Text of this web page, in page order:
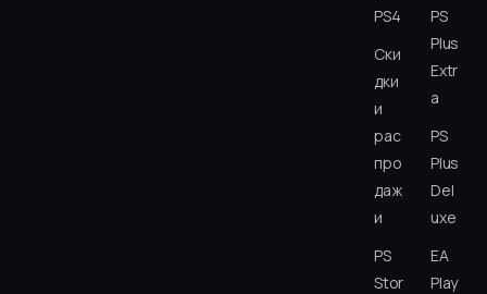
PS4
Ски
дки
и
рас
про
даж
и
PS
Stor
PS
Plus
Extr
a
PS
Plus
Del
uxe
EA
Play